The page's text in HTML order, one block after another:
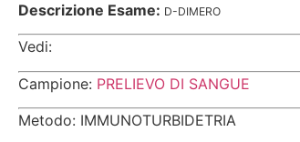
Descrizione Esame: D-DIMERO
Vedi:
Campione: PRELIEVO DI SANGUE
Metodo: IMMUNOTURBIDETRIA